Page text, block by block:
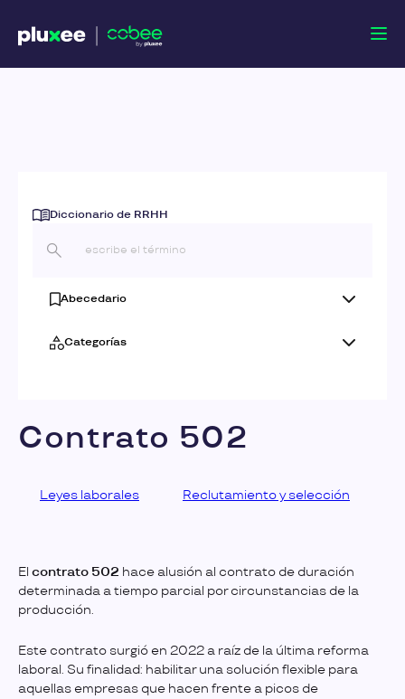
Diccionario de RRHH
Abecedario
Categorías
Contrato 502
Leyes laborales Reclutamiento y selección
El contrato 502 hace alusión al contrato de duración
determinada a tiempo parcial por circunstancias de la
producción.
Este contrato surgió en 2022 a raíz de la última reforma
laboral. Su finalidad: habilitar una solución flexible para
aquellas empresas que hacen frente a picos de